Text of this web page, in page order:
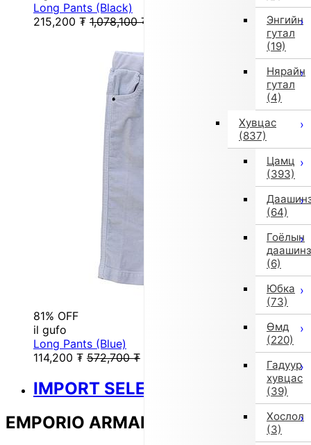
Энгийн
гутал
(19)
Нярайн
гутал
(4)
Хувцас
(837)
Цамц
(393)
(64)
Гоёлын
даашинз
(6)
Юбка
(73)
Өмд
(220)
Гадуур
хувцас
(39)
Хослол
(3)
Long Pants (Black)
215,200 ₮ 1,078,100 ₮
81% OFF
il gufo
Long Pants (Blue)
114,200 ₮ 572,700 ₮
IMPORT SELECT
EMPORIO ARMANI Long Pants